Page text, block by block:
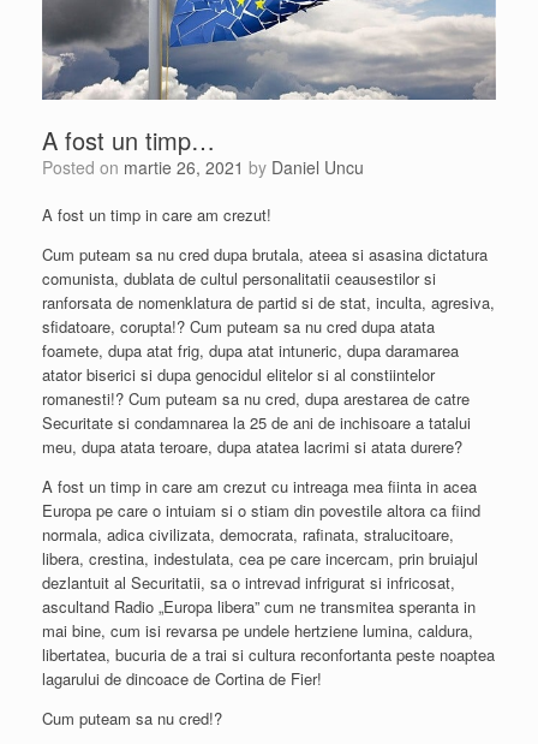
A fost un timp…
Posted on martie 26, 2021 by Daniel Uncu
A fost un timp in care am crezut!
Cum puteam sa nu cred dupa brutala, ateea si asasina dictatura
comunista, dublata de cultul personalitatii ceausestilor si
ranforsata de nomenklatura de partid si de stat, inculta, agresiva,
sfidatoare, corupta!? Cum puteam sa nu cred dupa atata
foamete, dupa atat frig, dupa atat intuneric, dupa daramarea
atator biserici si dupa genocidul elitelor si al constiintelor
romanesti!? Cum puteam sa nu cred, dupa arestarea de catre
Securitate si condamnarea la 25 de ani de inchisoare a tatalui
meu, dupa atata teroare, dupa atatea lacrimi si atata durere?
A fost un timp in care am crezut cu intreaga mea fiinta in acea
Europa pe care o intuiam si o stiam din povestile altora ca fiind
normala, adica civilizata, democrata, rafinata, stralucitoare,
libera, crestina, indestulata, cea pe care incercam, prin bruiajul
dezlantuit al Securitatii, sa o intrevad infrigurat si infricosat,
ascultand Radio „Europa libera” cum ne transmitea speranta in
mai bine, cum isi revarsa pe undele hertziene lumina, caldura,
libertatea, bucuria de a trai si cultura reconfortanta peste noaptea
lagarului de dincoace de Cortina de Fier!
Cum puteam sa nu cred!?